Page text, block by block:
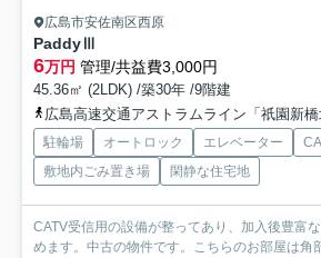
広島市安佐南区西原
PaddyⅢ
6万円 管理/共益費3,000円
45.36㎡ (2LDK) /築30年 /9階建
広島高速交通アストラムライン「祇園新
駐輪場 オートロック エレベーター
敷地内ごみ置き場
閑静な住宅地
CATV受信用の設備が整ってあり、加入後豊富
めます。中古の物件です。こちらのお部屋は角